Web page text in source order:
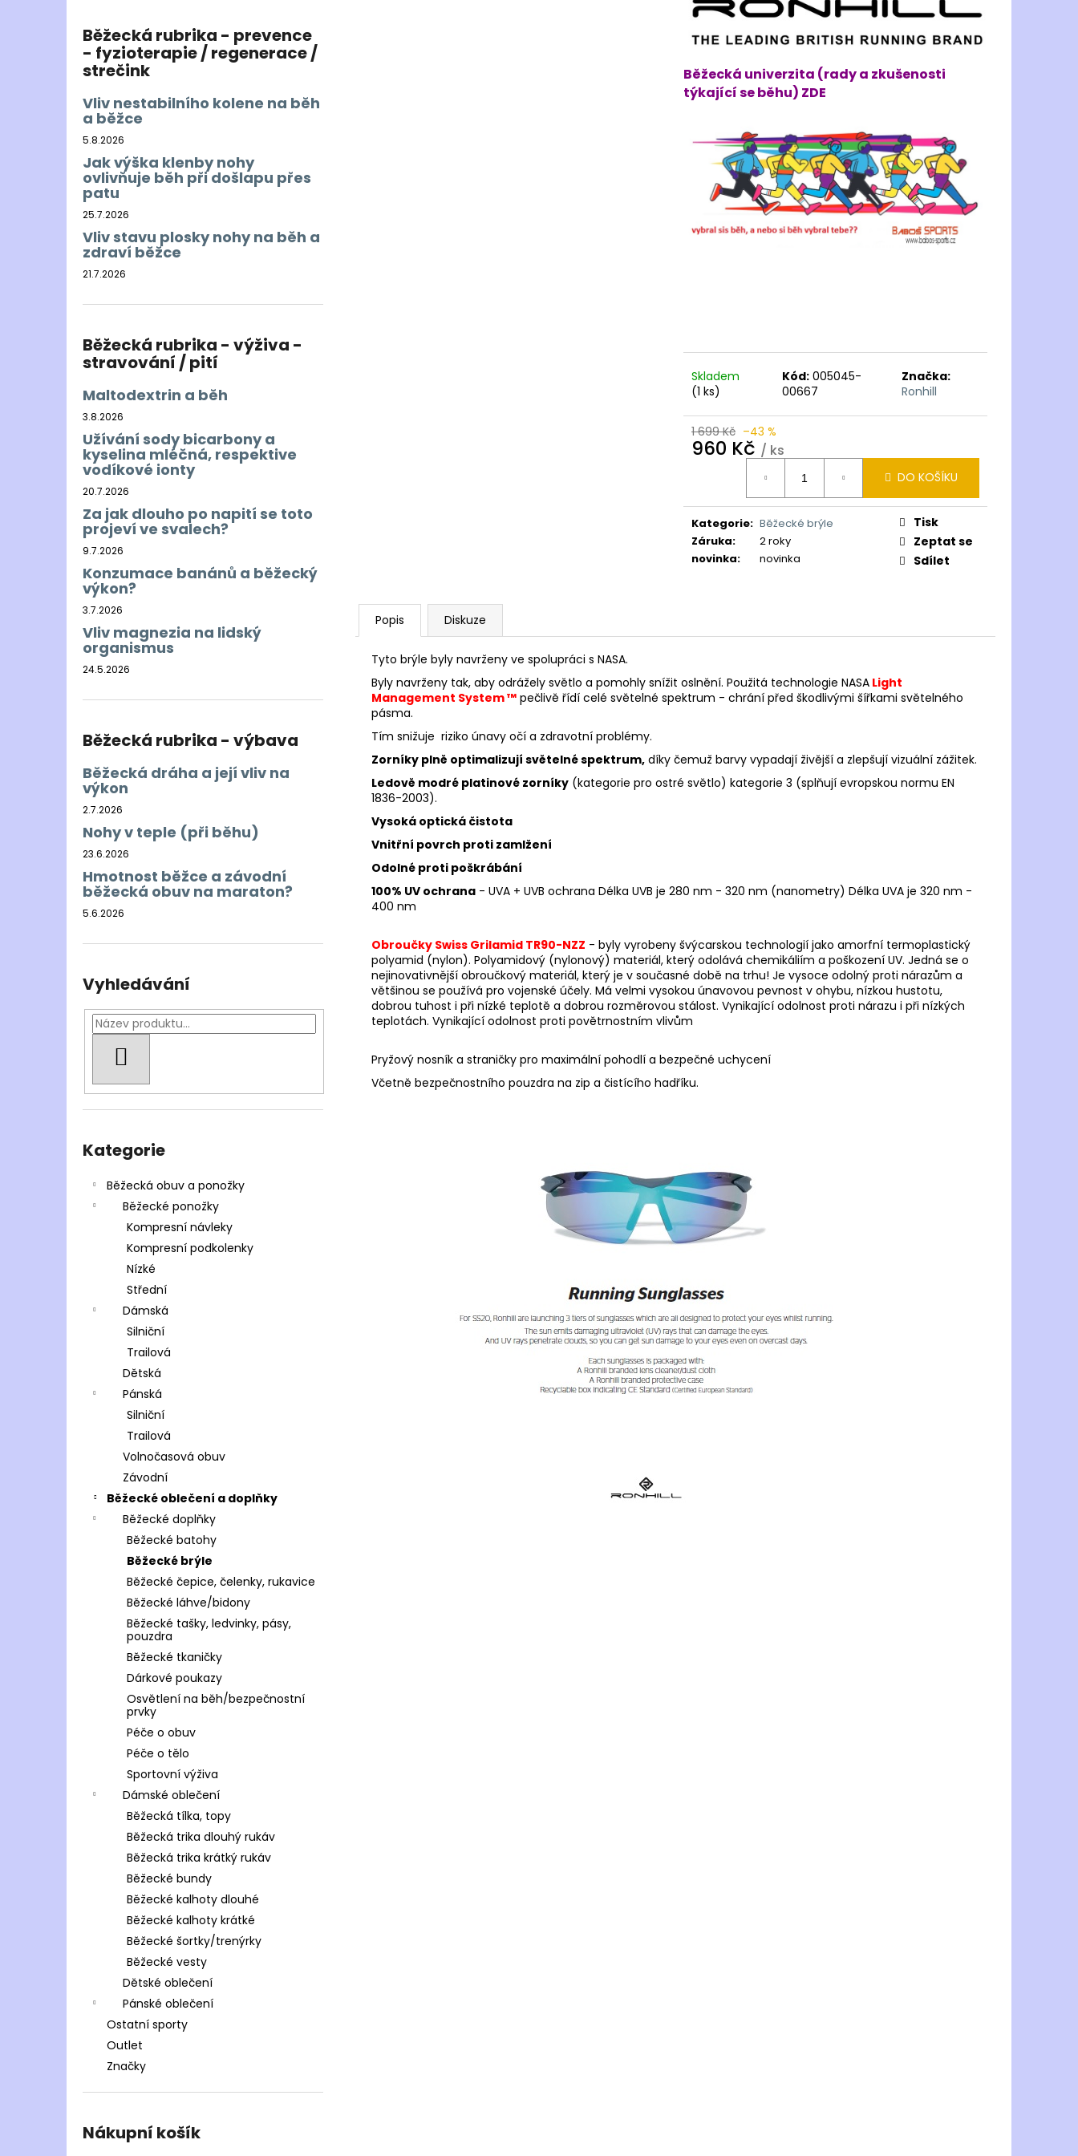
Běžecká rubrika - prevence
- fyzioterapie / regenerace /
strečink
Vliv nestabilního kolene na běh
a běžce
5.8.2026
Jak výška klenby nohy
ovlivňuje běh při došlapu přes
patu
25.7.2026
Vliv stavu plosky nohy na běh a
zdraví běžce
21.7.2026
Běžecká rubrika - výživa -
stravování / pití
Maltodextrin a běh
3.8.2026
Užívání sody bicarbony a
kyselina mléčná, respektive
vodíkové ionty
20.7.2026
Za jak dlouho po napití se toto
projeví ve svalech?
9.7.2026
Konzumace banánů a běžecký
výkon?
3.7.2026
Vliv magnezia na lidský
organismus
24.5.2026
Běžecká rubrika - výbava
Běžecká dráha a její vliv na
výkon
2.7.2026
Nohy v teple (při běhu)
23.6.2026
Hmotnost běžce a závodní
běžecká obuv na maraton?
5.6.2026
Vyhledávání
kategorie
Kategorie
Běžecká obuv a ponožky
Běžecké ponožky
Kompresní návleky
Kompresní podkolenky
Nízké
Střední
Dámská
Silniční
Trailová
Dětská
Pánská
Silniční
Trailová
Volnočasová obuv
Závodní
Běžecké oblečení a doplňky
Běžecké doplňky
Běžecké batohy
Běžecké brýle
Běžecké čepice, čelenky, rukavice
Běžecké láhve/bidony
Běžecké tašky, ledvinky, pásy,
pouzdra
Běžecké tkaničky
Dárkové poukazy
Osvětlení na běh/bezpečnostní
prvky
Péče o obuv
Péče o tělo
Sportovní výživa
Dámské oblečení
Běžecká tílka, topy
Běžecká trika dlouhý rukáv
Běžecká trika krátký rukáv
Běžecké bundy
Běžecké kalhoty dlouhé
Běžecké kalhoty krátké
Běžecké šortky/trenýrky
Běžecké vesty
Dětské oblečení
Pánské oblečení
Ostatní sporty
Outlet
Značky
Nákupní košík
Běžecká univerzita (rady a zkušenosti
týkající se běhu) ZDE
Skladem
(1 ks)
Kód: 005045-
00667
Značka:
Ronhill
1 699 Kč –43 %
960 Kč / ks
DO KOŠÍKU
Kategorie: Běžecké brýle
Záruka:
2 roky
novinka: novinka
Tisk
Zeptat se
Sdílet
Popis Diskuze
Tyto brýle byly navrženy ve spolupráci s NASA.
Byly navrženy tak, aby odrážely světlo a pomohly snížit oslnění. Použitá technologie NASA Light
Management System ™ pečlivě řídí celé světelné spektrum - chrání před škodlivými šířkami světelného
pásma.
Tím snižuje riziko únavy očí a zdravotní problémy.
Zorníky plně optimalizují světelné spektrum, díky čemuž barvy vypadají živější a zlepšují vizuální zážitek.
Ledově modré platinové zorníky (kategorie pro ostré světlo) kategorie 3 (splňují evropskou normu EN
1836-2003).
Vysoká optická čistota
Vnitřní povrch proti zamlžení
Odolné proti poškrábání
100% UV ochrana - UVA + UVB ochrana Délka UVB je 280 nm - 320 nm (nanometry) Délka UVA je 320 nm -
400 nm
Obroučky Swiss Grilamid TR90-NZZ - byly vyrobeny švýcarskou technologií jako amorfní termoplastický
polyamid (nylon). Polyamidový (nylonový) materiál, který odolává chemikáliím a poškození UV. Jedná se o
nejinovativnější obroučkový materiál, který je v současné době na trhu! Je vysoce odolný proti nárazům a
většinou se používá pro vojenské účely. Má velmi vysokou únavovou pevnost v ohybu, nízkou hustotu,
dobrou tuhost i při nízké teplotě a dobrou rozměrovou stálost. Vynikající odolnost proti nárazu i při nízkých
teplotách. Vynikající odolnost proti povětrnostním vlivům
Pryžový nosník a straničky pro maximální pohodlí a bezpečné uchycení
Včetně bezpečnostního pouzdra na zip a čistícího hadříku.